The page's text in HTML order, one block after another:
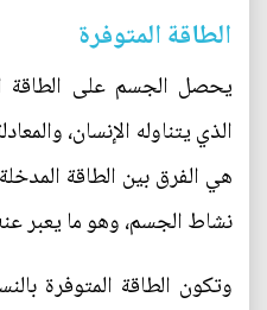
الطاقة المتوفرة
يحصل الجسم على الطاقة
الذي يتناوله الإنسان،
هي الفرق بين الطاقة
نشاط الجسم، وهو ما يعبر
وتكون الطاقة المتوفرة